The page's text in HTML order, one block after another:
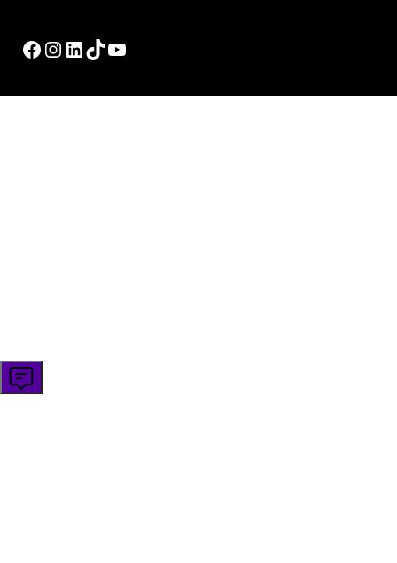
Facebook
Instagram
LinkedIn
TikTok
YouTube